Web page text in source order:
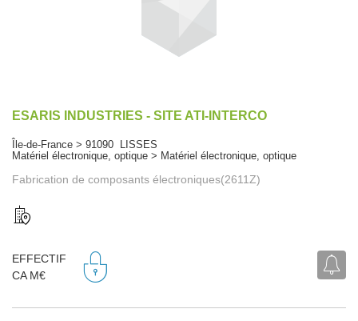
ESARIS INDUSTRIES - SITE ATI-INTERCO
Île-de-France > 91090 LISSES
Matériel électronique, optique > Matériel électronique, optique
Fabrication de composants électroniques(2611Z)
EFFECTIF
CA M€